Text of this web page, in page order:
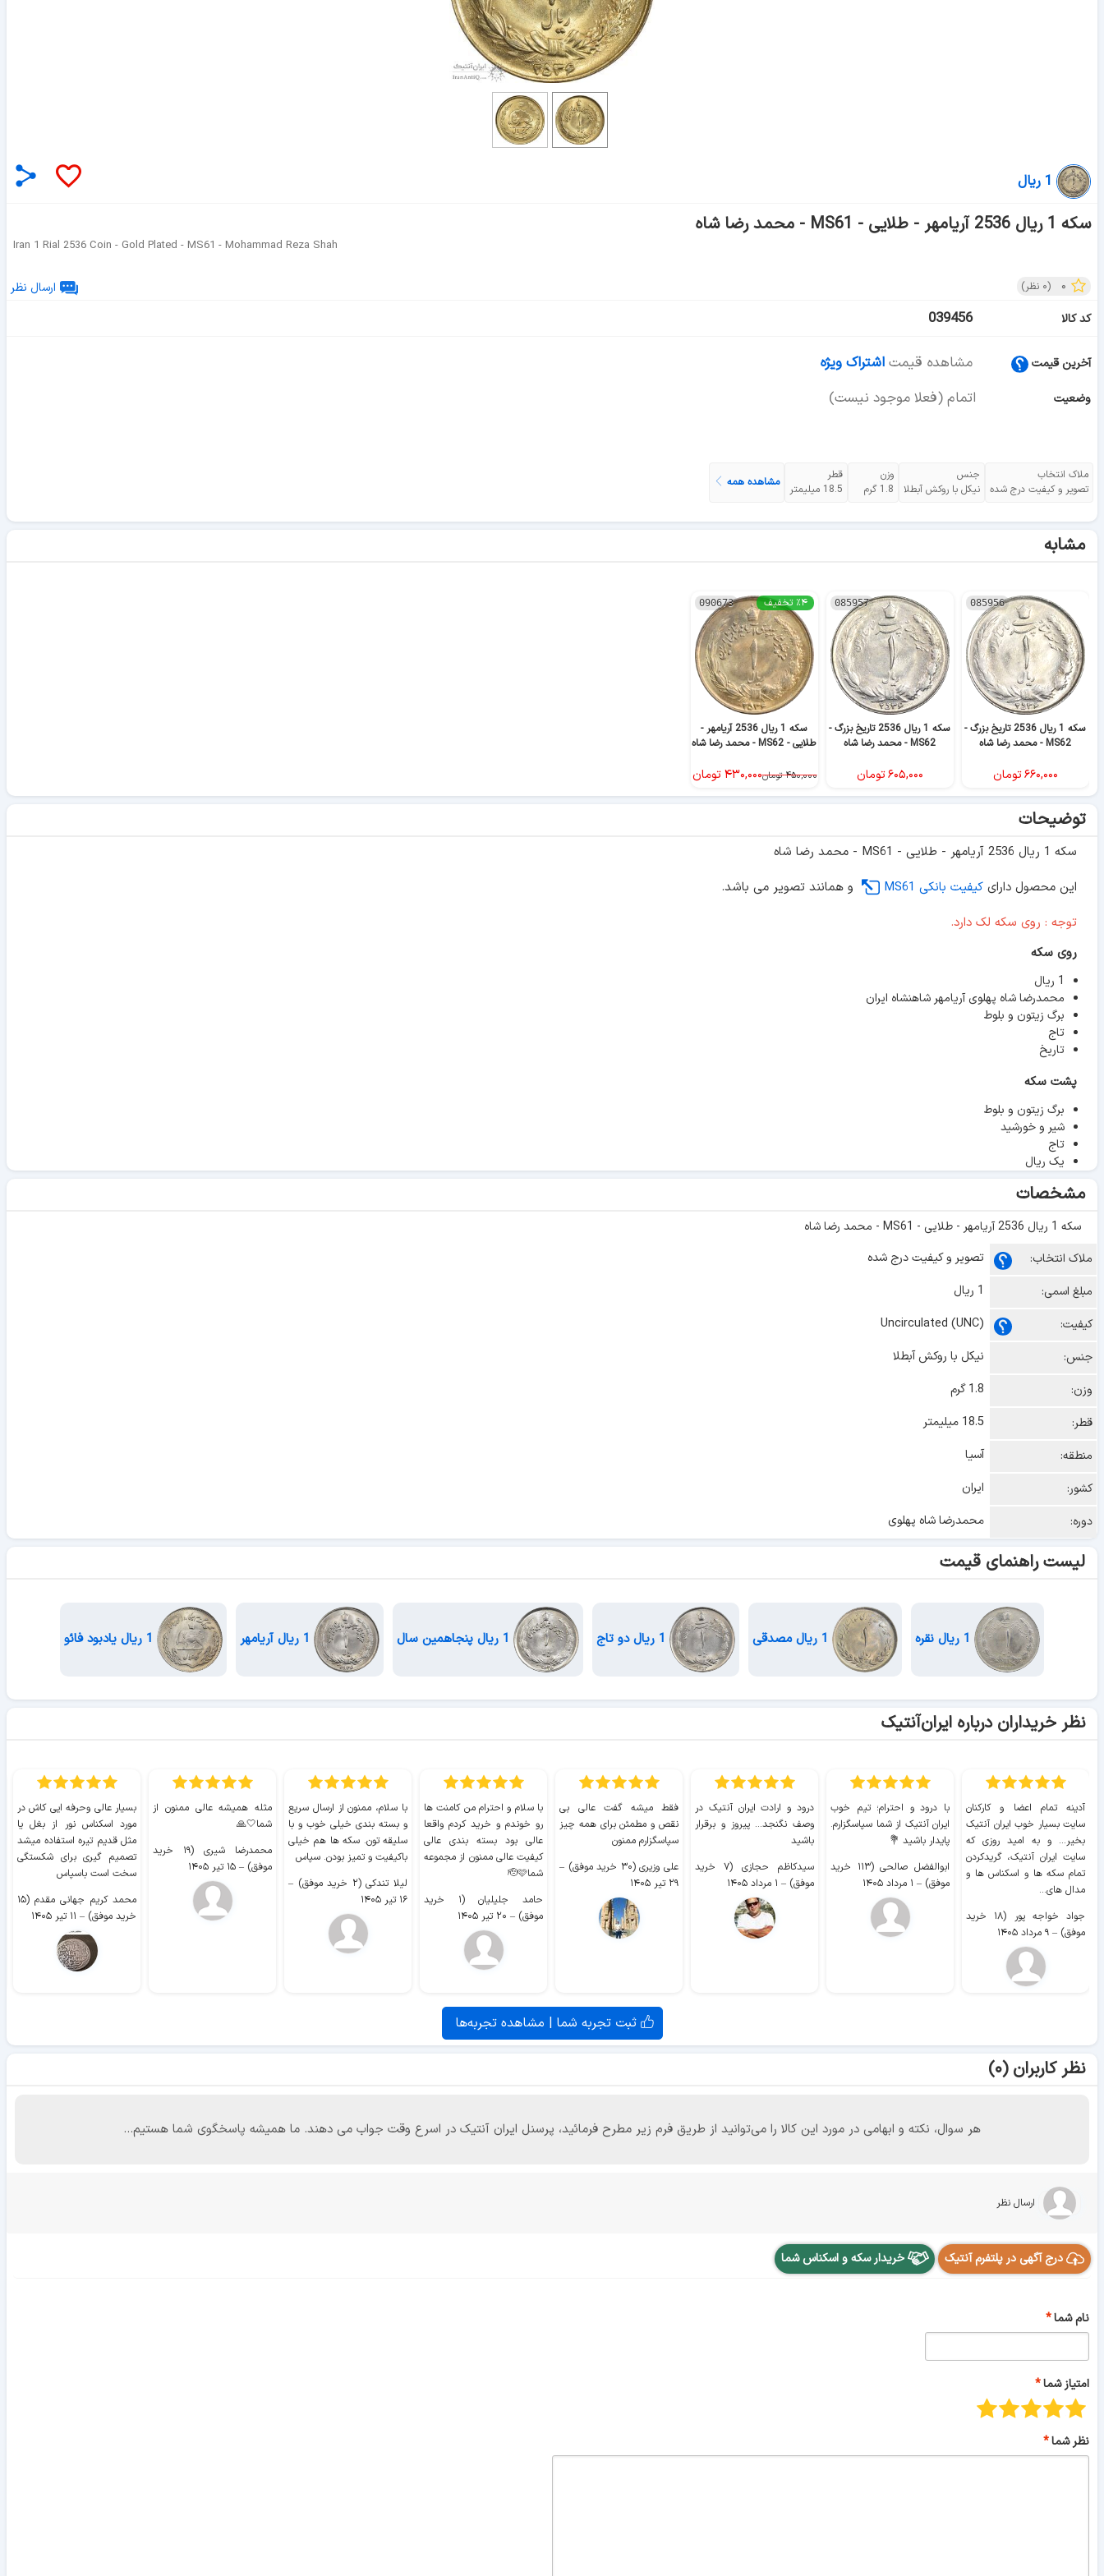
1 ریال
سکه 1 ریال 2536 آریامهر - طلایی - MS61 - محمد رضا شاه
Iran 1 Rial 2536 Coin - Gold Plated - MS61 - Mohammad Reza Shah
۰ (۰ نظر)
ارسال نظر
کد کالا
039456
آخرین قیمت مشاهده قیمت اشتراک ویژه
وضعیت اتمام (فعلا موجود نیست)
ملاک انتخاب
تصویر و کیفیت درج شده
جنس
نیکل با روکش آبطلا
وزن
1.8 گرم
قطر
18.5 میلیمتر
مشاهده همه
مشابه
085956
سکه 1 ریال 2536 تاریخ بزرگ -
MS62 - محمد رضا شاه
۶۶۰,۰۰۰تومان
085957
سکه 1 ریال 2536 تاریخ بزرگ -
MS62 - محمد رضا شاه
۶۰۵,۰۰۰تومان
090673
سکه 1 ریال 2536 آریامهر -
طلایی - MS62 - محمد رضا شاه
٪۴ تخفیف
۴۵۰,۰۰۰ تومان۴۳۰,۰۰۰ تومان
توضیحات
سکه 1 ریال 2536 آریامهر - طلایی - MS61 - محمد رضا شاه
این محصول دارای کیفیت بانکی MS61
و همانند تصویر می باشد.
توجه : روی سکه لک دارد.
روی سکه
1 ریال
محمدرضا شاه پهلوی آریامهر شاهنشاه ایران
برگ زیتون و بلوط
تاج
تاریخ
پشت سکه
برگ زیتون و بلوط
شیر و خورشید
تاج
یک ریال
مشخصات
سکه 1 ریال 2536 آریامهر - طلایی - MS61 - محمد رضا شاه
ملاک انتخاب:
تصویر و کیفیت درج شده
مبلغ اسمی:
1 ریال
کیفیت:
Uncirculated (UNC)
جنس:
نیکل با روکش آبطلا
وزن:
1.8 گرم
قطر:
18.5 میلیمتر
منطقه:
آسیا
کشور:
ایران
دوره:
محمدرضا شاه پهلوی
لیست راهنمای قیمت
نظر خریداران درباره ایران‌آنتیک
آدینه تمام اعضا و کارکنان
سایت بسیار خوب ايران آنتیک
بخیر... و به امید روزی که
سایت ايران آنتیک، گریدکردن
تمام سکه ها و اسکناس ها و
مدال های...
جواد خواجه پور (۱۸ خرید
موفق) – ۹ مرداد ۱۴۰۵
با درود و احترام؛ تیم خوب
ایران آنتیک از شما سپاسگزارم.
پایدار باشید 💐
ابوالفضل صالحی (۱۱۳ خرید
موفق) – ۱ مرداد ۱۴۰۵
درود و ارادت ایران آنتیک در
وصف نگنجد... پیروز و برقرار
باشید
سیدکاظم حجازی (۷ خرید
موفق) – ۱ مرداد ۱۴۰۵
فقط میشه گفت عالی بی
نقص و مطمئن برای همه چیز
سپاسگزارم ممنون
علی وزیری (۳۰ خرید موفق)
–
۲۹ تیر ۱۴۰۵
با سلام و احترام من کامنت ها
رو خوندم و خرید کردم واقعا
عالی بود بسته بندی عالی
کیفیت عالی ممنون از مجموعه
شما🫡🩷
حامد جلیلیان (۱ خرید
موفق) – ۲۰ تیر ۱۴۰۵
با سلام، ممنون از ارسال سریع
و بسته بندی خیلی خوب و با
سلیقه تون. سکه ها هم خیلی
باکیفیت و تمیز بودن. سپاس
لیلا تندکی (۲ خرید موفق)
–
۱۶ تیر ۱۴۰۵
مثله همیشه عالی ممنون از
شما🤍🙏
محمدرضا شیری (۱۹ خرید
موفق) – ۱۵ تیر ۱۴۰۵
بسیار عالی وحرفه ایی کاش در
مورد اسکناس نور از بغل یا
مثل قدیم تیره استفاده میشد
تصمیم گیری برای شکستگی
سخت است باسپاس
محمد کریم جهانی مقدم (۱۵
خرید موفق) – ۱۱ تیر ۱۴۰۵
ثبت تجربه شما | مشاهده تجربه‌ها
نظر کاربران (۰)
هر سوال، نکته و ابهامی در مورد این کالا را می‌توانید از طریق فرم زیر مطرح فرمائید، پرسنل ایران آنتیک در اسرع وقت جواب می دهند. ما همیشه پاسخگوی شما هستیم...
ارسال نظر
درج آگهی در پلتفرم آنتیک خریدار سکه و اسکناس شما
نام شما
امتیاز شما
نظر شما